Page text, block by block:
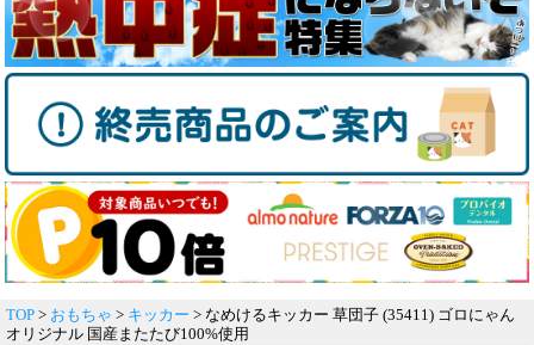
TOP > おもちゃ > キッカー > なめけるキッカー 草団子 (35411) ゴロにゃん
オリジナル 国産またたび100%使用